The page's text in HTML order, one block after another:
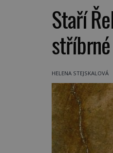
Staří
HELENA STEJSKALOVÁ